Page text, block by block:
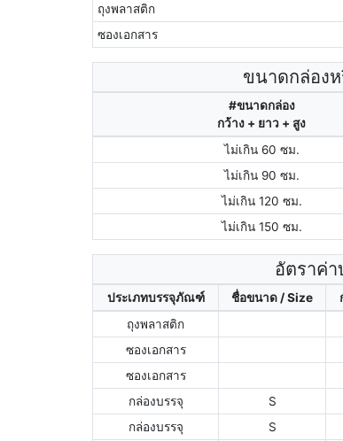
ถุงพลาสติก
ซองเอกสาร
ขนาดกล่องห
#ขนาดกล่อง
กว้าง + ยาว + สูง
ไม่เกิน 60 ซม.
ไม่เกิน 90 ซม.
ไม่เกิน 120 ซม.
ไม่เกิน 150 ซม.
อัตราค่า
ประเภทบรรจุภัณฑ์ ชื่อขนาด / Size
ถุงพลาสติก
ซองเอกสาร
ซองเอกสาร
กล่องบรรจุ
S
กล่องบรรจุ
S